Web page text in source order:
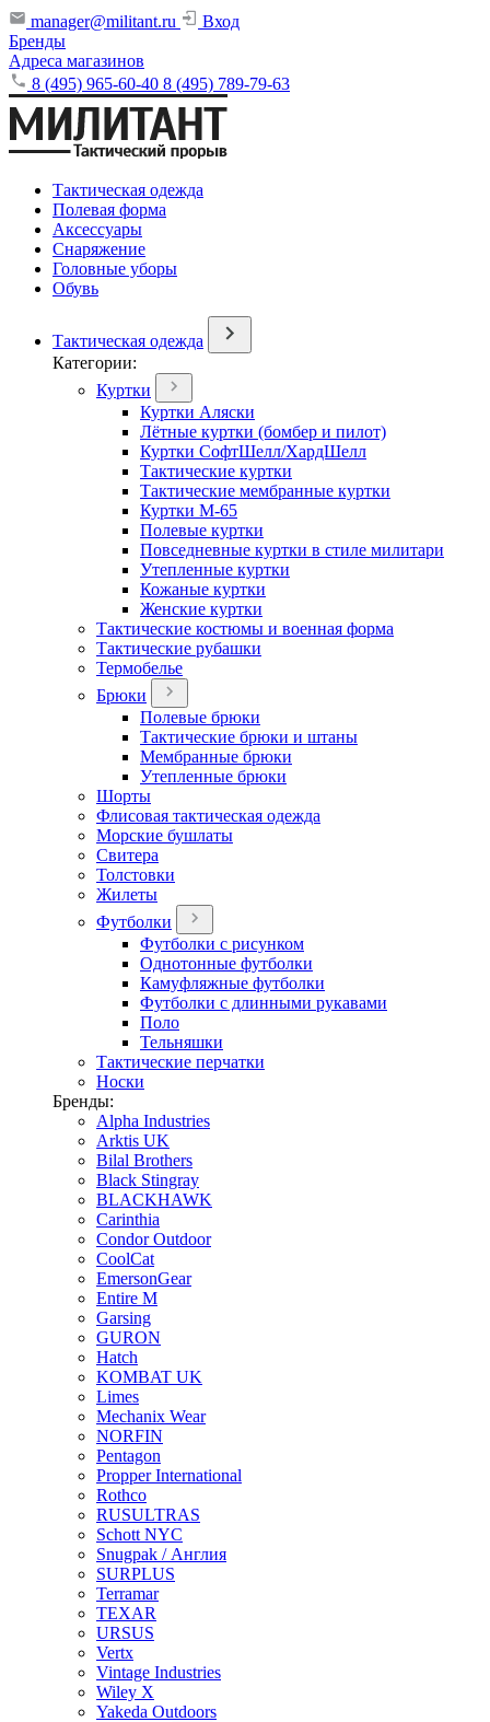
manager@militant.ru
Вход
Бренды
Адреса магазинов
8 (495) 965-60-40 8 (495) 789-79-63
Тактическая одежда
Полевая форма
Аксессуары
Снаряжение
Головные уборы
Обувь
Тактическая одежда
Категории:
Куртки
Куртки Аляски
Лётные куртки (бомбер и пилот)
Куртки СофтШелл/ХардШелл
Тактические куртки
Тактические мембранные куртки
Куртки М-65
Полевые куртки
Повседневные куртки в стиле милитари
Утепленные куртки
Кожаные куртки
Женские куртки
Тактические костюмы и военная форма
Тактические рубашки
Термобелье
Брюки
Полевые брюки
Тактические брюки и штаны
Мембранные брюки
Утепленные брюки
Шорты
Флисовая тактическая одежда
Морские бушлаты
Свитера
Толстовки
Жилеты
Футболки
Футболки с рисунком
Однотонные футболки
Камуфляжные футболки
Футболки с длинными рукавами
Поло
Тельняшки
Тактические перчатки
Носки
Бренды:
Alpha Industries
Arktis UK
Bilal Brothers
Black Stingray
BLACKHAWK
Carinthia
Condor Outdoor
CoolCat
EmersonGear
Entire M
Garsing
GURON
Hatch
KOMBAT UK
Limes
Mechanix Wear
NORFIN
Pentagon
Propper International
Rothco
RUSULTRAS
Schott NYC
Snugpak / Англия
SURPLUS
Terramar
TEXAR
URSUS
Vertx
Vintage Industries
Wiley X
Yakeda Outdoors